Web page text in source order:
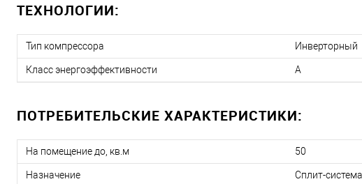
ТЕХНОЛОГИИ:
Тип компрессора Инверторный
Класс энергоэффективности A
ПОТРЕБИТЕЛЬСКИЕ ХАРАКТЕРИСТИКИ:
На помещение до, кв.м 50
Назначение Сплит-система